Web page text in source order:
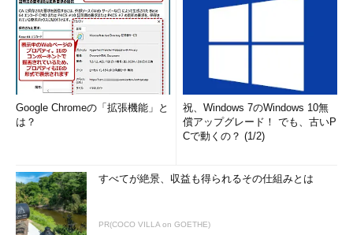
Google Chromeの「拡張機能」と
は？
祝、Windows 7のWindows 10無
償アップグレード！ でも、古いP
Cで動くの？ (1/2)
すべてが絶景、収益も得られるその仕組みとは
PR(COCO VILLA on GOETHE)